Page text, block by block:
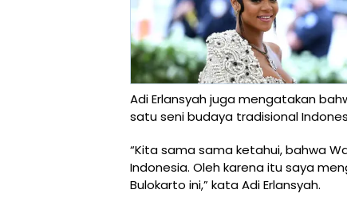
Adi Erlansyah juga mengatakan
satu seni budaya tradisional
“Kita sama sama ketahui, bahwa
Indonesia. Oleh karena itu saya
Bulokarto ini,” kata Adi Erlansyah.